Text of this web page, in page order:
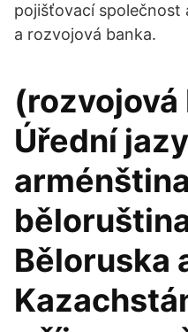
pojišťovací společnost
a rozvojová banka.
(rozvojová
Úřední
Běloruska